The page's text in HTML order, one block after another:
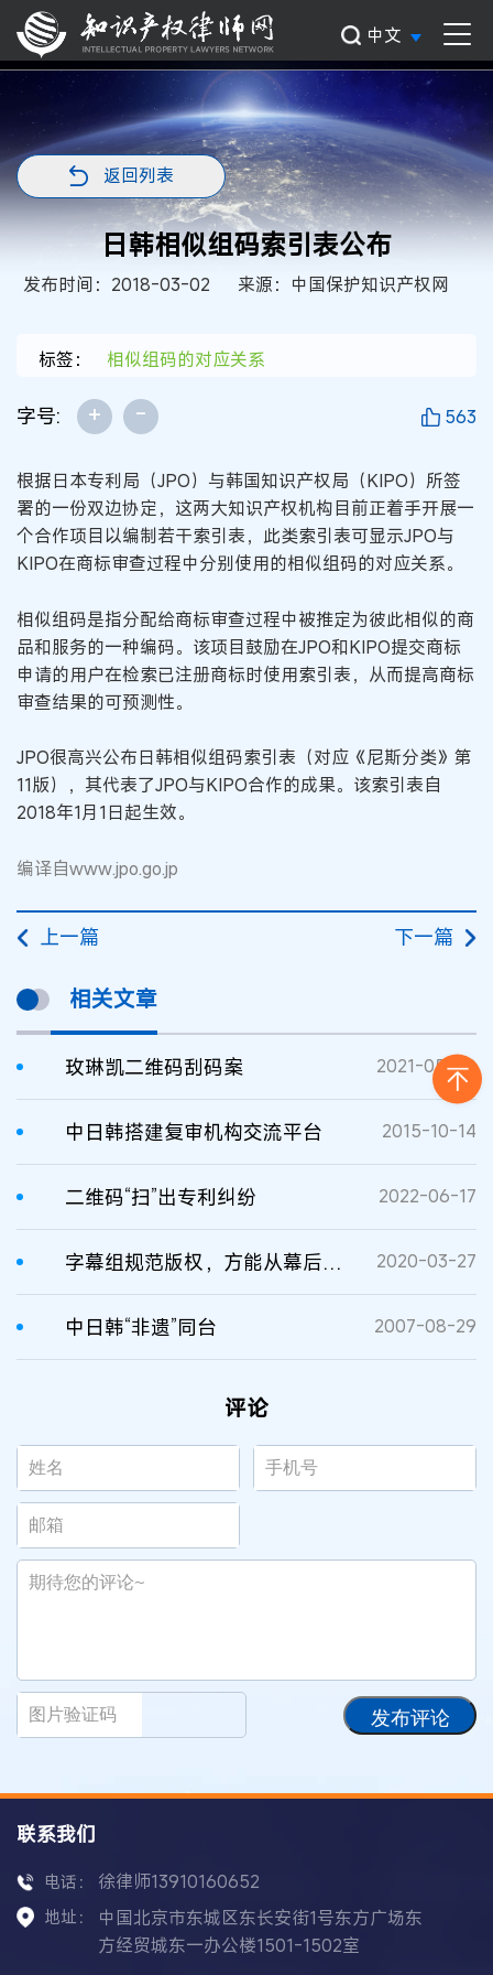
中文
返回列表
日韩相似组码索引表公布
发布时间：2018-03-02 来源：中国保护知识产权网
标签： 相似组码的对应关系
字号: + - 563
根据日本专利局（JPO）与韩国知识产权局（KIPO）所签
署的一份双边协定，这两大知识产权机构目前正着手开展一
个合作项目以编制若干索引表，此类索引表可显示JPO与
KIPO在商标审查过程中分别使用的相似组码的对应关系。
相似组码是指分配给商标审查过程中被推定为彼此相似的商
品和服务的一种编码。该项目鼓励在JPO和KIPO提交商标
申请的用户在检索已注册商标时使用索引表，从而提高商标
审查结果的可预测性。
JPO很高兴公布日韩相似组码索引表（对应《尼斯分类》第
11版），其代表了JPO与KIPO合作的成果。该索引表自
2018年1月1日起生效。
编译自www.jpo.go.jp
上一篇 下一篇
相关文章
玫琳凯二维码刮码案 2021-05-08
中日韩搭建复审机构交流平台 2015-10-14
二维码“扫”出专利纠纷 2022-06-17
字幕组规范版权，方能从幕后走向台前 2020-03-27
中日韩“非遗”同台 2007-08-29
评论
发布评论
联系我们
电话： 徐律师13910160652
地址：
中国北京市东城区东长安街1号东方广场东
方经贸城东一办公楼1501-1502室